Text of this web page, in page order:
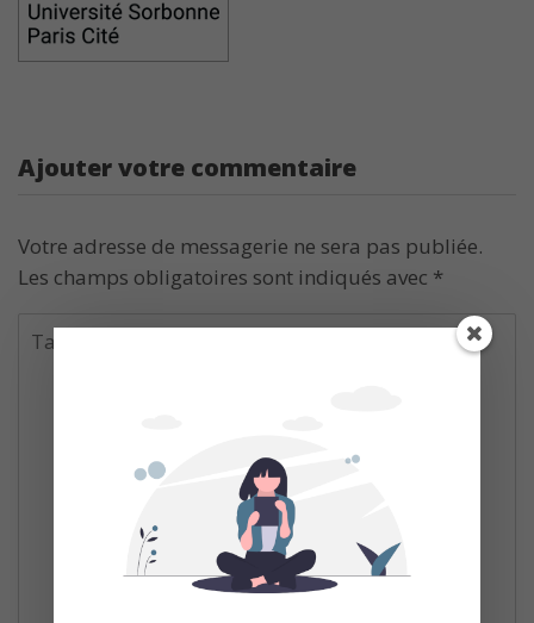
Ajouter votre commentaire
Votre adresse de messagerie ne sera pas publiée.
Les champs obligatoires sont indiqués avec *